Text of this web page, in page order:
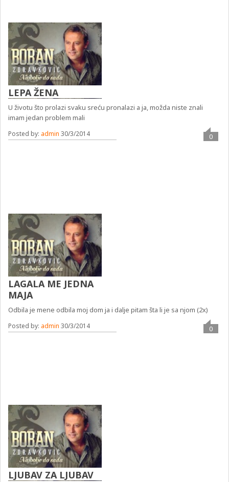
LEPA ŽENA
U životu što prolazi svaku sreću pronalazi a ja, možda niste znali
imam jedan problem mali
Posted by: admin 30/3/2014 0
LAGALA ME JEDNA
MAJA
Odbila je mene odbila moj dom ja i dalje pitam šta li je sa njom (2x)
Posted by: admin 30/3/2014 0
LJUBAV ZA LJUBAV